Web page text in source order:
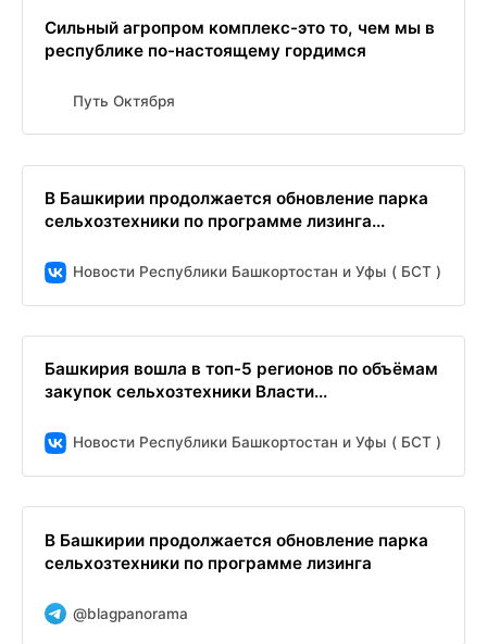
Сильный агропром комплекс-это то, чем мы в
республике по-настоящему гордимся
Путь Октября
В Башкирии продолжается обновление парка
сельхозтехники по программе лизинга...
Новости Республики Башкортостан и Уфы ( БСТ )
Башкирия вошла в топ-5 регионов по объёмам
закупок сельхозтехники Власти...
Новости Республики Башкортостан и Уфы ( БСТ )
В Башкирии продолжается обновление парка
сельхозтехники по программе лизинга
@blagpanorama